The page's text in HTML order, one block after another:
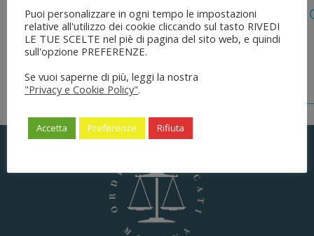
Legge 28 Luglio 2026 N. 137 “delega
Dell’ordinamento Forense”
Puoi personalizzare in ogni tempo le impostazioni
relative all'utilizzo dei cookie cliccando sul tasto RIVEDI
LE TUE SCELTE nel piè di pagina del sito web, e quindi
sull'opzione PREFERENZE.
Se vuoi saperne di più, leggi la nostra
"Privacy e Cookie Policy".
Accetta Preferenze Rifiuta